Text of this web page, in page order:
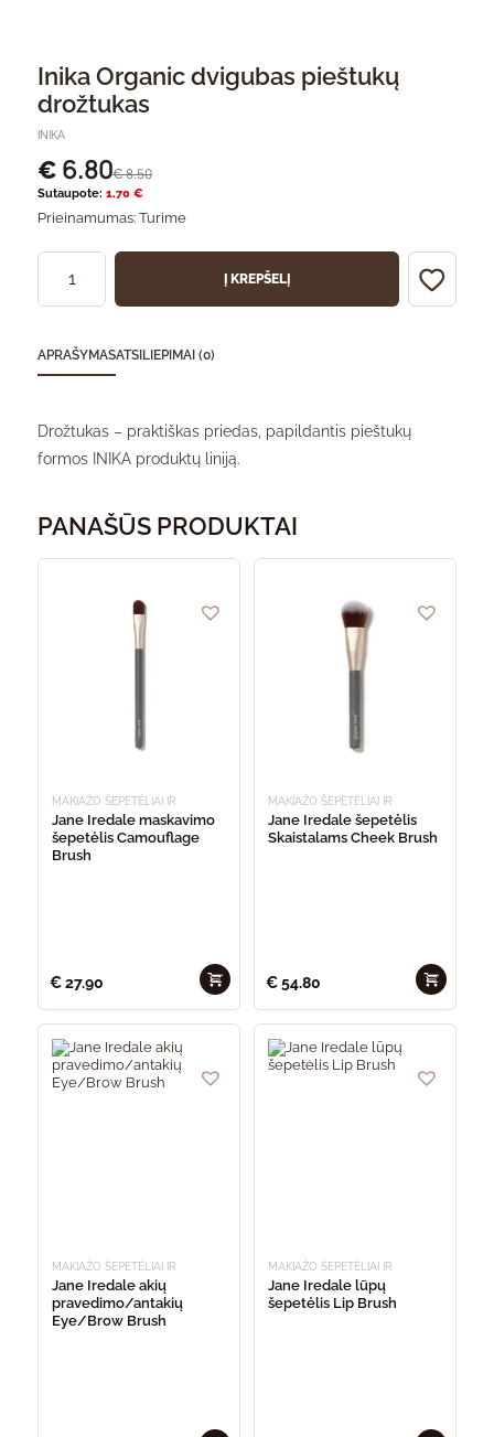
Inika Organic dvigubas pieštukų
drožtukas
INIKA
€ 6.80€8.50
Sutaupote: 1.70 €
Prieinamumas: Turime
Į KREPŠELĮ
APRAŠYMASATSILIEPIMAI (0)
Drožtukas – praktiškas priedas, papildantis pieštukų
formos INIKA produktų liniją.
PANAŠŪS PRODUKTAI
MAKIAŽO ŠEPETĖLIAI IR
KEMPINĖLĖS
Jane Iredale maskavimo
šepetėlis Camouflage
Brush
€27.90
MAKIAŽO ŠEPETĖLIAI IR
KEMPINĖLĖS
Jane Iredale šepetėlis
Skaistalams Cheek Brush
€54.80
MAKIAŽO ŠEPETĖLIAI IR
KEMPINĖLĖS
Jane Iredale akių
pravedimo/antakių
Eye/Brow Brush
MAKIAŽO ŠEPETĖLIAI IR
KEMPINĖLĖS
Jane Iredale lūpų
šepetėlis Lip Brush